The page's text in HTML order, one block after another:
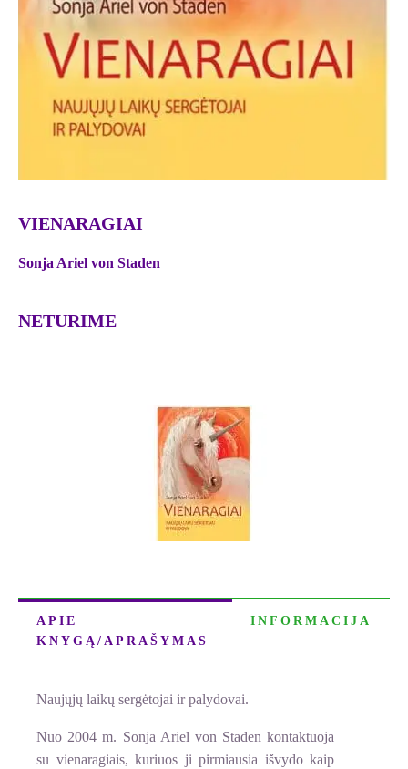
VIENARAGIAI
Sonja Ariel von Staden
NETURIME
APIE
KNYGĄ/APRAŠYMAS
INFORMACIJA
Naujųjų laikų sergėtojai ir palydovai.
Nuo 2004 m. Sonja Ariel von Staden kontaktuoja
su vienaragiais, kuriuos ji pirmiausia išvydo kaip